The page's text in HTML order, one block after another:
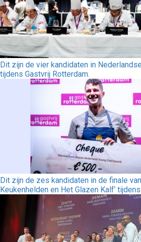
Dit zijn de vier kandidaten in
tijdens Gastvrij Rotterdam.
Dit zijn de zes kandidaten in de finale
Keukenhelden en Het Glazen Kalf’